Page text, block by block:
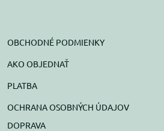
OBCHODNÉ PODMIENKY
AKO OBJEDNAŤ
PLATBA
OCHRANA OSOBNÝCH ÚDAJOV
DOPRAVA